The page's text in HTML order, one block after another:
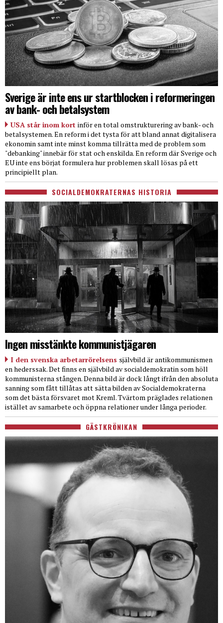
Sverige är inte ens ur startblocken i reformeringen
av bank- och betalsystem
USA står inom kort inför en total omstrukturering av bank- och
betalsystemen. En reform i det tysta för att bland annat digitalisera
ekonomin samt inte minst komma tillrätta med de problem som
"debanking" innebär för stat och enskilda. En reform där Sverige och
EU inte ens börjat formulera hur problemen skall lösas på ett
principiellt plan.
SOCIALDEMOKRATERNAS HISTORIA
Ingen misstänkte kommunistjägaren
I den svenska arbetarrörelsens självbild är antikommunismen
en hederssak. Det finns en självbild av socialdemokratin som höll
kommunisterna stången. Denna bild är dock långt ifrån den absoluta
sanning som fått tillåtas att sätta bilden av Socialdemokraterna
som det bästa försvaret mot Kreml. Tvärtom präglades relationen
istället av samarbete och öppna relationer under långa perioder.
GÄSTKRÖNIKAN